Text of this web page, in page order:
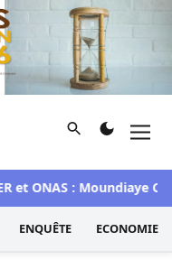
et d'investigation
Rechercher
et ONAS : Moundiaye
ENQUÊTE ECONOMIE